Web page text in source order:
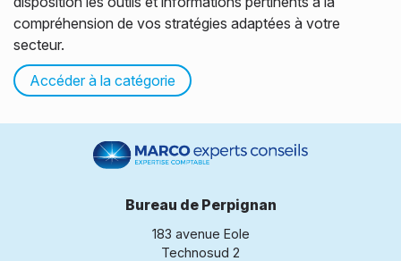
Simulateurs
Kiosque
compréhension de vos stratégies adaptées à votre
secteur.
Accéder à la catégorie
Bureau de Perpignan
183 avenue Eole
Technosud 2